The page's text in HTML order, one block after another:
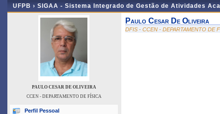
UFPB › SIGAA - Sistema Integrado de Gestão de Atividades
PAULO CESAR DE OLIVEIRA
CCEN - DEPARTAMENTO DE FÍSICA
Perfil Pessoal
Paulo Cesar De Oliveira
DFIS - CCEN - DEPARTAMENTO DE